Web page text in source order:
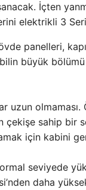
İçten
elektrikli 3
panelleri,
büyük
uzun olmaması.
sahip bir
için kabini
seviyede
daha